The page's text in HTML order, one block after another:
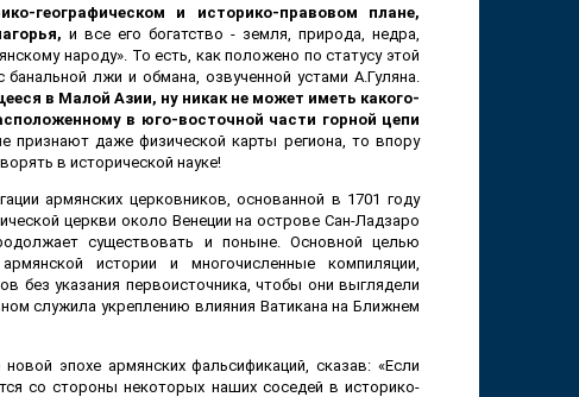
географическом и историко-правовом плане,
и все его богатство - земля, природа, недра,
народу». То есть, как положено по статусу этой
лжи и обмана, озвученной устами А.Гуляна.
в Малой Азии, ну никак не может иметь какого-
в юго-восточной части горной цепи
признают даже физической карты региона, то впору
в исторической науке!
армянских церковников, основанной в 1701 году
церкви около Венеции на острове Сан-Ладзаро
существовать и поныне. Основной целью
истории и многочисленные компиляции,
без указания первоисточника, чтобы они выглядели
служила укреплению влияния Ватикана на Ближнем
эпохе армянских фальсификаций, сказав: «Если
со стороны некоторых наших соседей в историко-